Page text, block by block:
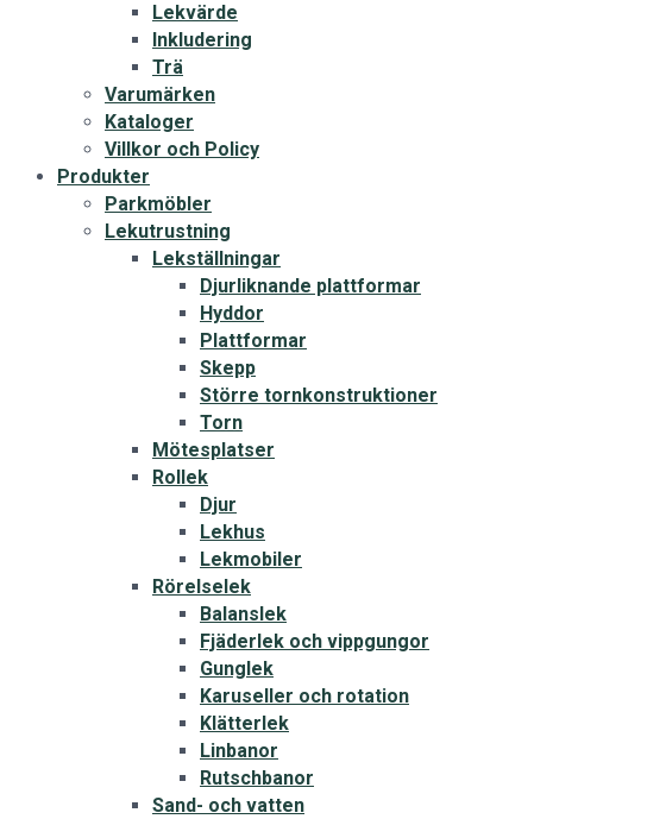
Lekvärde
Inkludering
Trä
Varumärken
Kataloger
Villkor och Policy
Produkter
Parkmöbler
Lekutrustning
Lekställningar
Djurliknande plattformar
Hyddor
Plattformar
Skepp
Större tornkonstruktioner
Torn
Mötesplatser
Rollek
Djur
Lekhus
Lekmobiler
Rörelselek
Balanslek
Fjäderlek och vippgungor
Gunglek
Karuseller och rotation
Klätterlek
Linbanor
Rutschbanor
Sand- och vatten